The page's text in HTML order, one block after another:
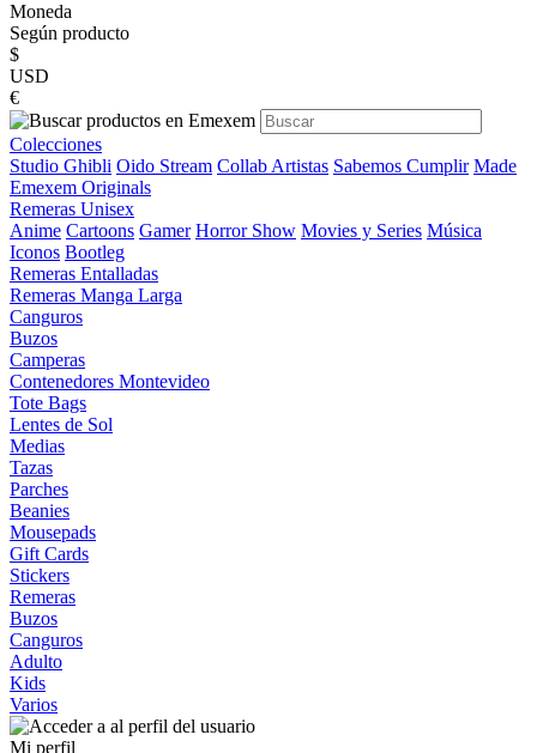
Moneda
Según producto
$
USD
€
Colecciones
Studio Ghibli Oido Stream Collab Artistas Sabemos Cumplir Made
Emexem Originals
Remeras Unisex
Anime Cartoons Gamer Horror Show Movies y Series Música
Iconos Bootleg
Remeras Entalladas
Remeras Manga Larga
Canguros
Buzos
Camperas
Contenedores Montevideo
Tote Bags
Lentes de Sol
Medias
Tazas
Parches
Beanies
Mousepads
Gift Cards
Stickers
Remeras
Buzos
Canguros
Adulto
Kids
Varios
Mi perfil